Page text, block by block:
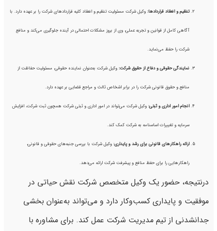
تنظیم و انعقاد قراردادها: وکیل شرکت مسئولیت تنظیم و انعقاد کلیه قراردادهای شرکت را بر عهده دارد. با
آگاهی کامل از قوانین و تجربه عملی، وی از بروز مشکلات احتمالی در آینده جلوگیری می‌کند و منافع
شرکت را حفظ می‌نماید.
نمایندگی حقوقی و دفاع از حقوق شرکت: وکیل شرکت به‌عنوان نماینده حقوقی، مسئولیت حفاظت از
منافع و حقوق قانونی شرکت را در برابر اشخاص ثالث و مراجع قضایی بر عهده دارد.
انجام امور اداری و ثبتی: وکیل شرکت می‌تواند در امور اداری و ثبتی شرکت همچون ثبت شرکت، افزایش
سرمایه و تغییرات اساسنامه به شرکت کمک کند.
ارائه راهکارهای قانونی برای رشد و پایداری: وکیل شرکت با بررسی جنبه‌های حقوقی و قانونی،
راهکارهایی را برای حفظ منافع و پیشرفت شرکت ارائه می‌دهد.
درنتیجه، حضور یک وکیل متخصص شرکت نقش حیاتی در
موفقیت و پایداری کسب‌وکار دارد و می‌تواند به‌عنوان بخشی
جدانشدنی از تیم مدیریت شرکت عمل کند. برای مشاوره با